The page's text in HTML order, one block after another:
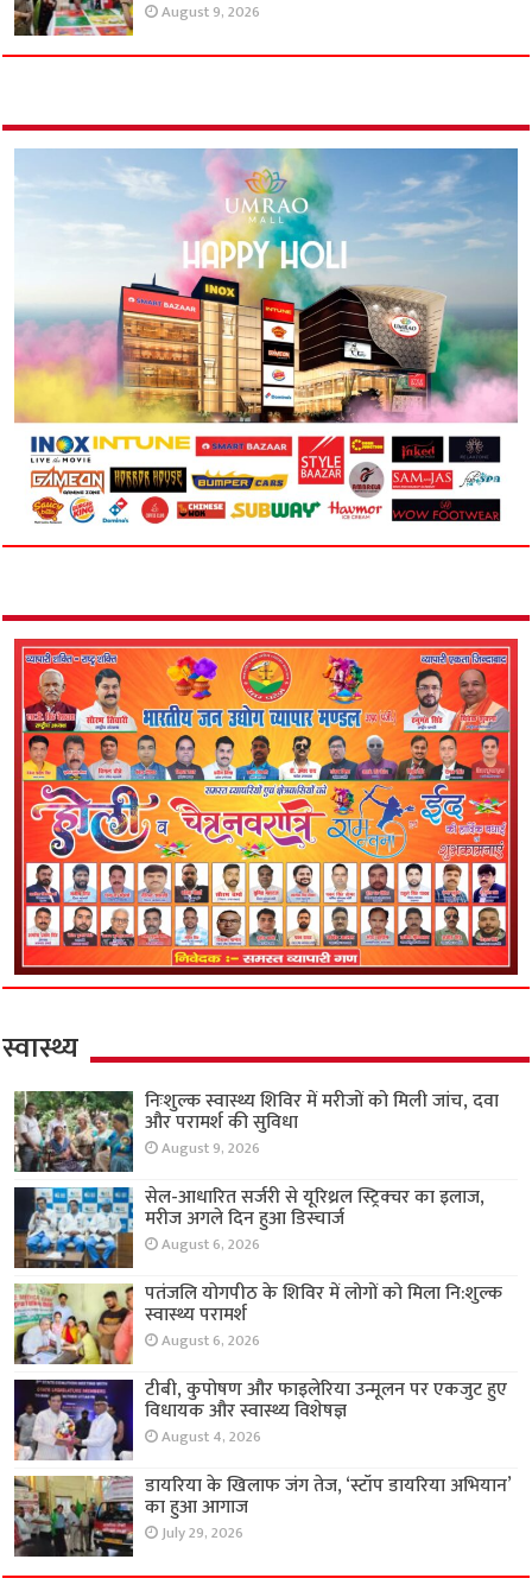
August 9, 2026
स्वास्थ्य
निःशुल्क स्वास्थ्य शिविर में मरीजों को मिली जांच, दवा
और परामर्श की सुविधा
August 9, 2026
सेल-आधारित सर्जरी से यूरिथ्रल स्ट्रिक्चर का इलाज,
मरीज अगले दिन हुआ डिस्चार्ज
August 6, 2026
पतंजलि योगपीठ के शिविर में लोगों को मिला नि:शुल्क
स्वास्थ्य परामर्श
August 6, 2026
टीबी, कुपोषण और फाइलेरिया उन्मूलन पर एकजुट हुए
विधायक और स्वास्थ्य विशेषज्ञ
August 4, 2026
डायरिया के खिलाफ जंग तेज, ‘स्टॉप डायरिया अभियान’
का हुआ आगाज
July 29, 2026